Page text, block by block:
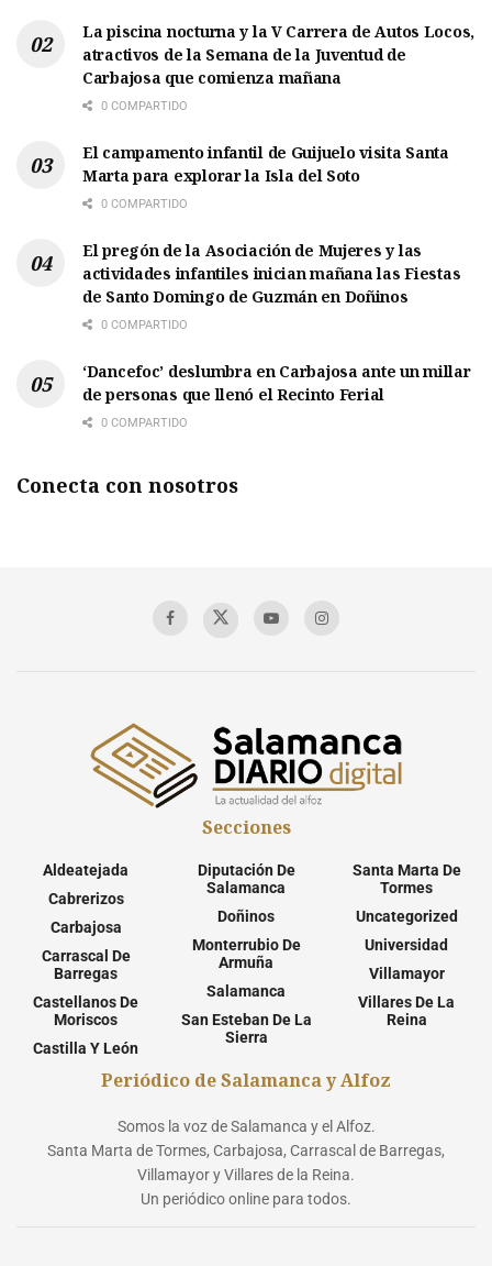
La piscina nocturna y la V Carrera de Autos Locos,
atractivos de la Semana de la Juventud de
Carbajosa que comienza mañana
0 COMPARTIDO
El campamento infantil de Guijuelo visita Santa
Marta para explorar la Isla del Soto
0 COMPARTIDO
El pregón de la Asociación de Mujeres y las
actividades infantiles inician mañana las Fiestas
de Santo Domingo de Guzmán en Doñinos
0 COMPARTIDO
‘Dancefoc’ deslumbra en Carbajosa ante un millar
de personas que llenó el Recinto Ferial
0 COMPARTIDO
Conecta con nosotros
Secciones
Aldeatejada
Cabrerizos
Carbajosa
Carrascal De
Barregas
Castellanos De
Moriscos
Castilla Y León
Diputación De
Salamanca
Doñinos
Monterrubio De
Armuña
Salamanca
San Esteban De La
Sierra
Santa Marta De
Tormes
Uncategorized
Universidad
Villamayor
Villares De La
Reina
Periódico de Salamanca y Alfoz
Somos la voz de Salamanca y el Alfoz.
Santa Marta de Tormes, Carbajosa, Carrascal de Barregas,
Villamayor y Villares de la Reina.
Un periódico online para todos.